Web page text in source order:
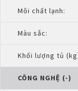
Môi chất lạnh:
Màu sắc:
Khối lượng tủ
CÔNG NGHỆ (-)